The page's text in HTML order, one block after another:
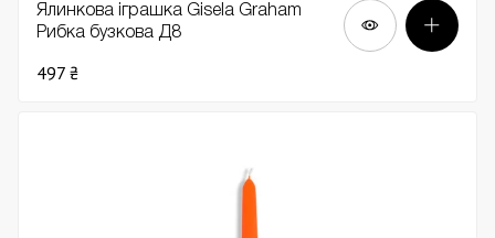
Ялинкова іграшка Gisela Graham
Рибка бузкова Д8
497 ₴